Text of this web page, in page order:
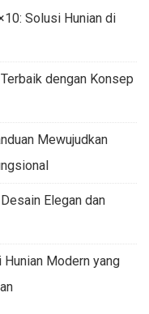
Solusi Hunian di
dengan Konsep
Mewujudkan
Elegan dan
Modern yang